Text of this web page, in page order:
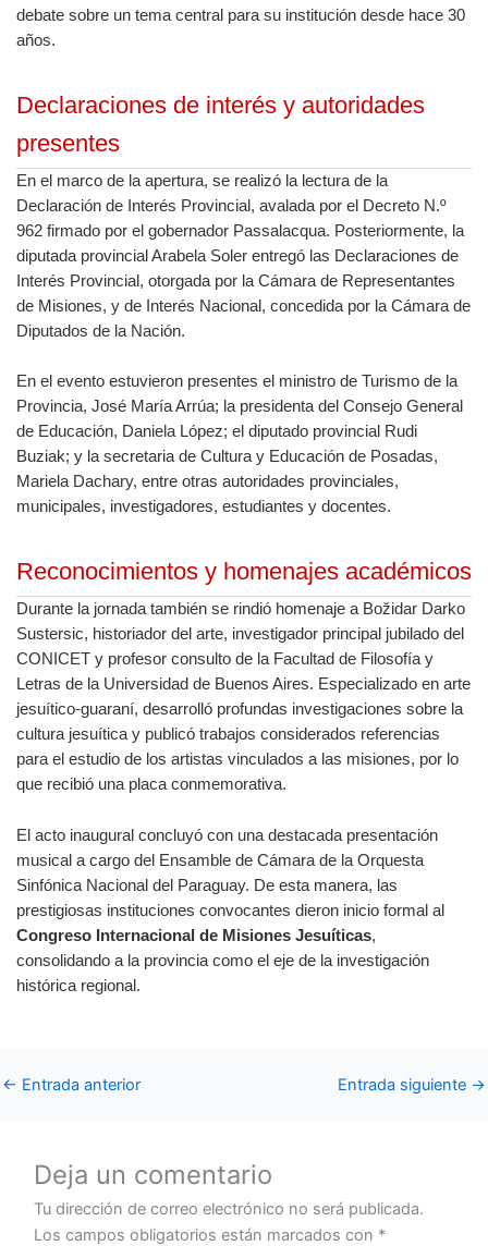
debate sobre un tema central para su institución desde hace 30
años.
Declaraciones de interés y autoridades
presentes
En el marco de la apertura, se realizó la lectura de la
Declaración de Interés Provincial, avalada por el Decreto N.º
962 firmado por el gobernador Passalacqua. Posteriormente, la
diputada provincial Arabela Soler entregó las Declaraciones de
Interés Provincial, otorgada por la Cámara de Representantes
de Misiones, y de Interés Nacional, concedida por la Cámara de
Diputados de la Nación.
En el evento estuvieron presentes el ministro de Turismo de la
Provincia, José María Arrúa; la presidenta del Consejo General
de Educación, Daniela López; el diputado provincial Rudi
Buziak; y la secretaria de Cultura y Educación de Posadas,
Mariela Dachary, entre otras autoridades provinciales,
municipales, investigadores, estudiantes y docentes.
Reconocimientos y homenajes académicos
Durante la jornada también se rindió homenaje a Božidar Darko
Sustersic, historiador del arte, investigador principal jubilado del
CONICET y profesor consulto de la Facultad de Filosofía y
Letras de la Universidad de Buenos Aires. Especializado en arte
jesuítico-guaraní, desarrolló profundas investigaciones sobre la
cultura jesuítica y publicó trabajos considerados referencias
para el estudio de los artistas vinculados a las misiones, por lo
que recibió una placa conmemorativa.
El acto inaugural concluyó con una destacada presentación
musical a cargo del Ensamble de Cámara de la Orquesta
Sinfónica Nacional del Paraguay. De esta manera, las
prestigiosas instituciones convocantes dieron inicio formal al
Congreso Internacional de Misiones Jesuíticas,
consolidando a la provincia como el eje de la investigación
histórica regional.
← Entrada anterior Entrada siguiente →
Deja un comentario
Tu dirección de correo electrónico no será publicada.
Los campos obligatorios están marcados con *